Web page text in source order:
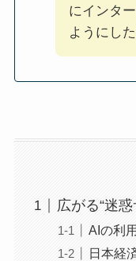
にインタ
ようにし
広がる“迷
AIの利
日本経